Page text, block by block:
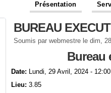
Présentation
BUREAU
Soumis par webmestre le dim,
Bureau
Date: Lundi, 29 Avril, 2024 - 12:00
Lieu: 3.85